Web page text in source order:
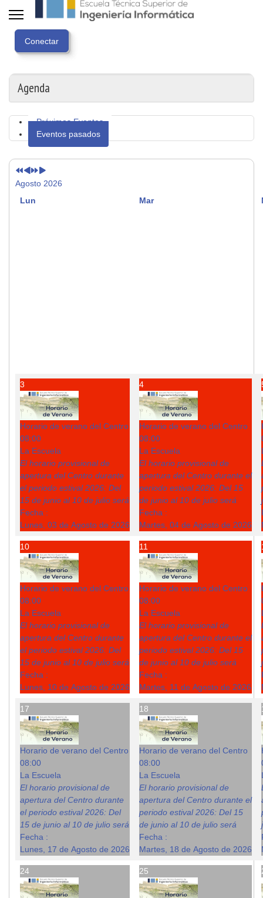
Agenda
Próximos Eventos
Eventos pasados
anterior
Agosto 2026
Lun
Mar
3
Horario de verano del Centro
08:00
La Escuela
El horario provisional de
apertura del Centro durante
el periodo estival 2026: Del
15 de junio al 10 de julio será
Fecha :
Lunes, 03 de Agosto de 2026
4
Horario de verano del Centro
08:00
La Escuela
El horario provisional de
apertura del Centro durante el
periodo estival 2026: Del 15
de junio al 10 de julio será
Fecha :
Martes, 04 de Agosto de 2026
10
Horario de verano del Centro
08:00
La Escuela
El horario provisional de
apertura del Centro durante
el periodo estival 2026: Del
15 de junio al 10 de julio será
Fecha :
Lunes, 10 de Agosto de 2026
11
Horario de verano del Centro
08:00
La Escuela
El horario provisional de
apertura del Centro durante el
periodo estival 2026: Del 15
de junio al 10 de julio será
Fecha :
Martes, 11 de Agosto de 2026
17
Horario de verano del Centro
08:00
La Escuela
El horario provisional de
apertura del Centro durante
el periodo estival 2026: Del
15 de junio al 10 de julio será
Fecha :
Lunes, 17 de Agosto de 2026
18
Horario de verano del Centro
08:00
La Escuela
El horario provisional de
apertura del Centro durante el
periodo estival 2026: Del 15
de junio al 10 de julio será
Fecha :
Martes, 18 de Agosto de 2026
24 25